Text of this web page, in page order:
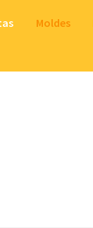
Moldes